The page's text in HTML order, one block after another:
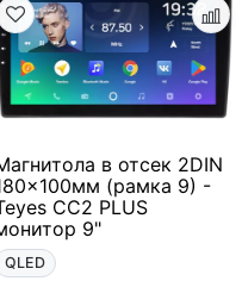
в отсек 2DIN
(рамка 9) -
CC2 PLUS
9"
QLED